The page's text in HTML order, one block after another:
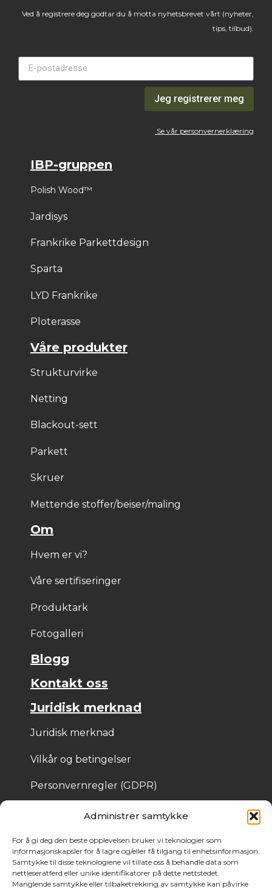
Administrer samtykke
For å gi deg den beste opplevelsen bruker vi teknologier som
informasjonskapsler for å lagre og/eller få tilgang til enhetsinformasjon.
Samtykke til disse teknologiene vil tillate oss å behandle data som
nettleseratferd eller unike identifikatorer på dette nettstedet.
Manglende samtykke eller tilbaketrekking av samtykke kan påvirke
Ved å registrere deg godtar du å motta nyhetsbrevet vårt (nyheter,
tips, tilbud).
Jeg registrerer meg
Se vår personvernerklæring
IBP-gruppen
Polish Wood™
Jardisys
Frankrike Parkettdesign
Sparta
LYD Frankrike
Ploterasse
Våre produkter
Strukturvirke
Netting
Blackout-sett
Parkett
Skruer
Mettende stoffer/beiser/maling
Om
Hvem er vi?
Våre sertifiseringer
Produktark
Fotogalleri
Blogg
Kontakt oss
Juridisk merknad
Juridisk merknad
Vilkår og betingelser
Personvernregler (GDPR)
Informasjonskapsler
© 2025 Bois de Pologne – Laget av Cassandre
Thibaut